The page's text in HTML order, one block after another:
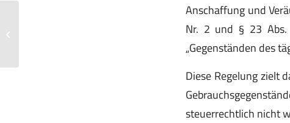
Anschaffung und
Nr. 2 und § 23 Abs.
„Gegenständen des
Diese Regelung zielt
steuerrechtlich nicht